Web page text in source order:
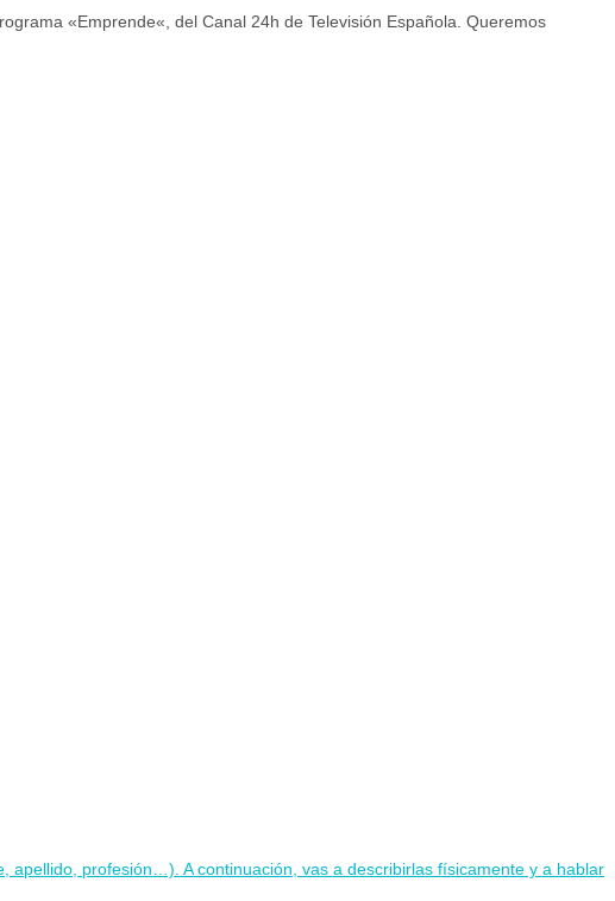
«Emprende«, del Canal 24h de Televisión Española. Queremos
profesión…). A continuación, vas a describirlas físicamente y a hablar